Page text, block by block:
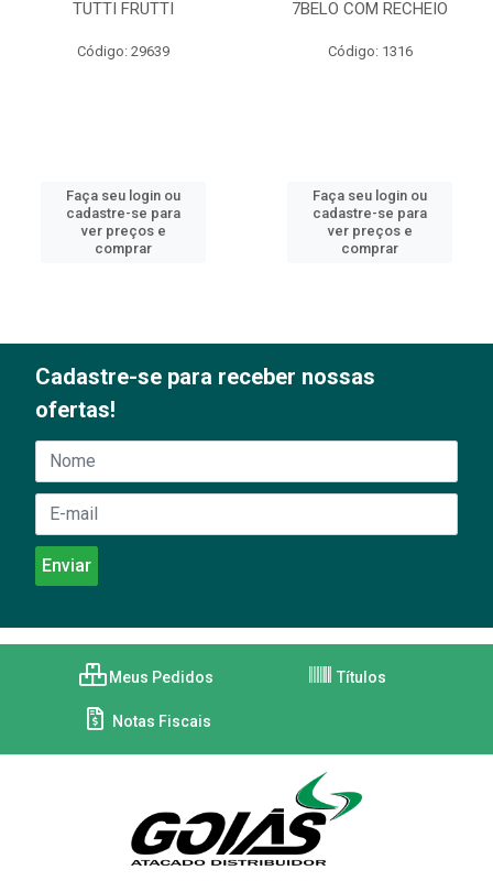
TUTTI FRUTTI
Código: 29639
Faça seu login ou
cadastre-se para
ver preços e
comprar
7BELO COM RECHEIO
Código: 1316
Faça seu login ou
cadastre-se para
ver preços e
comprar
Cadastre-se para receber nossas
ofertas!
Meus Pedidos Títulos
Notas Fiscais